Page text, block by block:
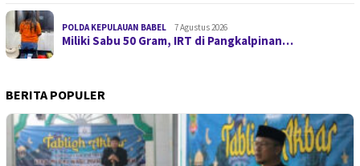
POLDA KEPULAUAN BABEL 7 Agustus 2026
Miliki Sabu 50 Gram, IRT di Pangkalpinan…
BERITA POPULER